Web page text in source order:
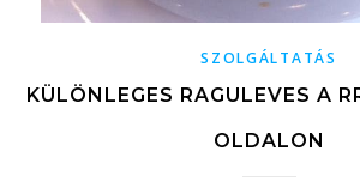
SZOLGÁLTATÁS
KÜLÖNLEGES RAGULEVES A
OLDALON